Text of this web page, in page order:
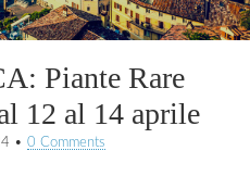
Piante Rare
12 al 14 aprile
• 0 Comments